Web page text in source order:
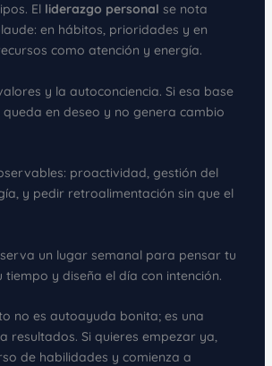
El liderazgo personal se nota
en hábitos, prioridades y en
como atención y energía.
y la autoconciencia. Si esa base
queda en deseo y no genera cambio
proactividad, gestión del
y pedir retroalimentación sin que el
un lugar semanal para pensar tu
tiempo y diseña el día con intención.
no es autoayuda bonita; es una
resultados. Si quieres empezar ya,
de habilidades y comienza a